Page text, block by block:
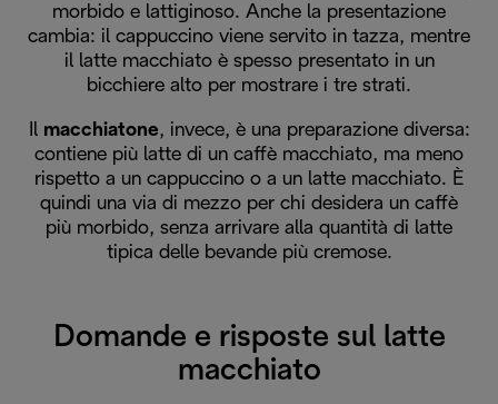
morbido e lattiginoso. Anche la presentazione
cambia: il cappuccino viene servito in tazza, mentre
il latte macchiato è spesso presentato in un
bicchiere alto per mostrare i tre strati.
Il macchiatone, invece, è una preparazione diversa:
contiene più latte di un caffè macchiato, ma meno
rispetto a un cappuccino o a un latte macchiato. È
quindi una via di mezzo per chi desidera un caffè
più morbido, senza arrivare alla quantità di latte
tipica delle bevande più cremose.
Domande e risposte sul latte
macchiato